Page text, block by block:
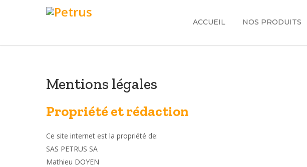
ACCUEIL NOS PRODUITS
Mentions légales
Propriété et rédaction
Ce site internet est la propriété de:
SAS PETRUS SA
Mathieu DOYEN